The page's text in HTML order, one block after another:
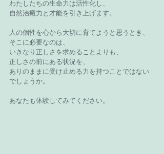
わたしたちの生命力は活性化し、
自然治癒力と才能を引き上げます。
人の個性を心から大切に育てようと思うとき、
そこに必要なのは、
いきなり正しさを求めることよりも、
正しさの前にある状況を、
ありのままに受け止める力を持つことではない
でしょうか。
あなたも体験してみてください。